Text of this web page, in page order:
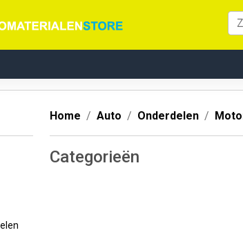
Home Auto Onderdelen
Categorieën